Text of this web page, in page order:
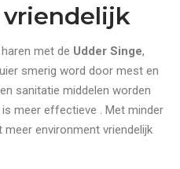
met de Udder Singe,
smerig word door mest en
sanitatie middelen worden
meer effectieve . Met minder
environment vriendelijk